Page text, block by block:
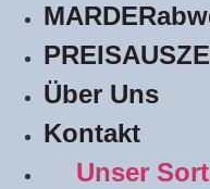
Über Uns
Kontakt
Unser